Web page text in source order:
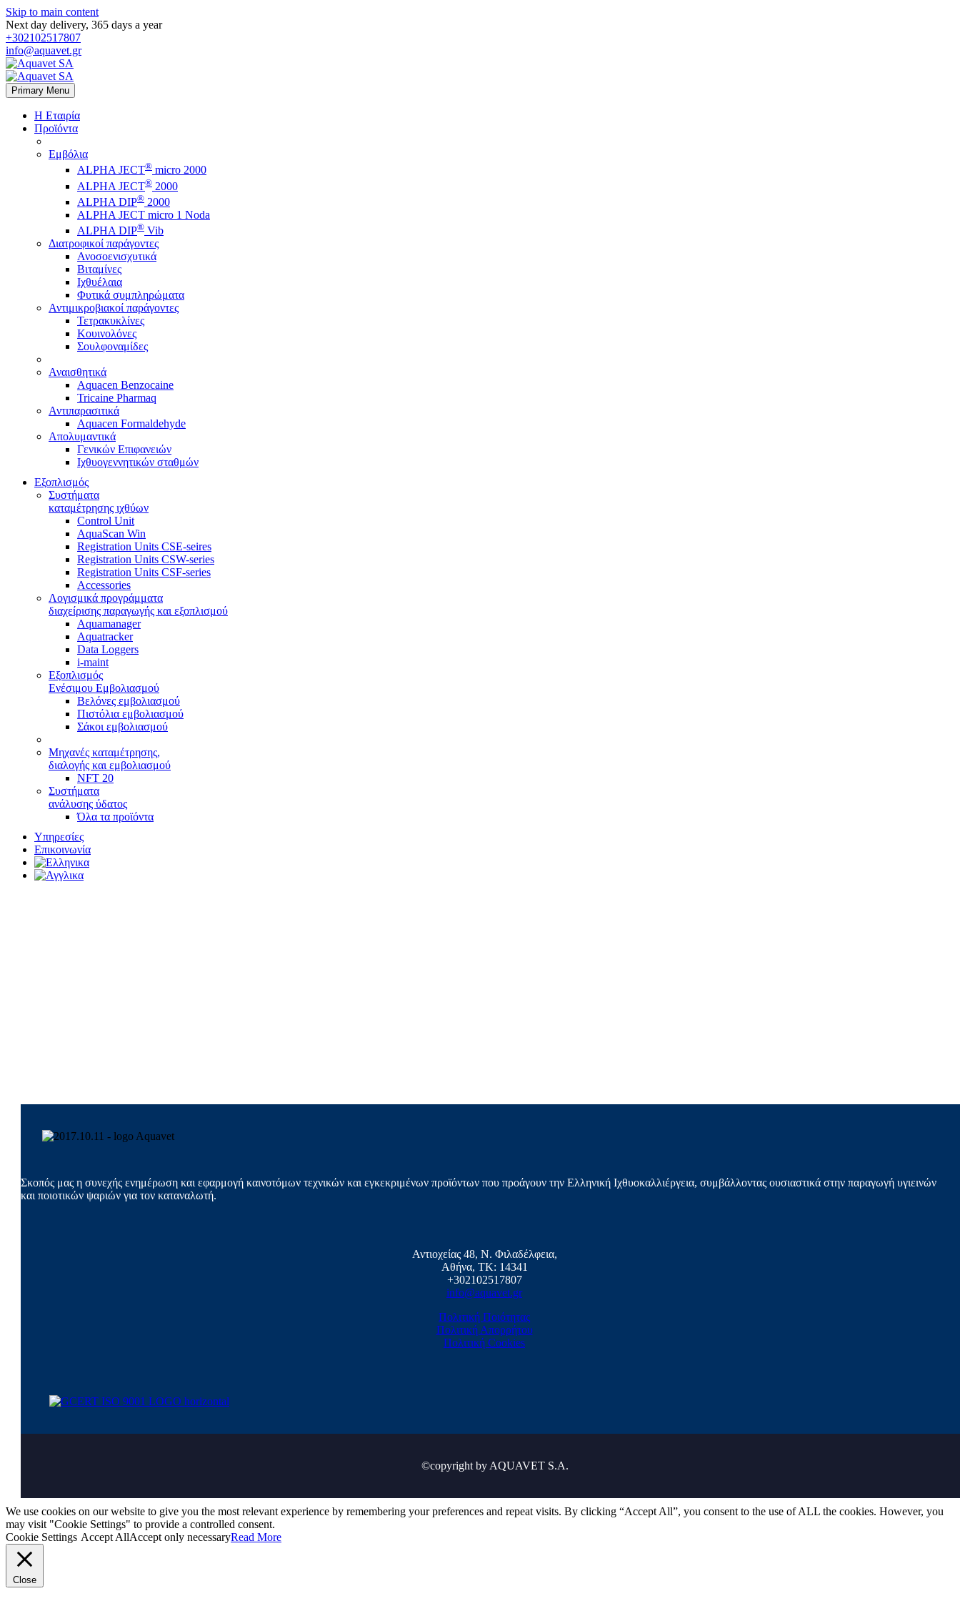
Skip to main content
Next day delivery, 365 days a year
+302102517807
info@aquavet.gr
Primary Menu
Η Εταιρία
Προϊόντα
Εμβόλια
ALPHA JECT® micro 2000
ALPHA JECT® 2000
ALPHA DIP® 2000
ALPHA JECT micro 1 Νoda
ALPHA DIP® Vib
Διατροφικοί παράγοντες
Ανοσοενισχυτικά
Βιταμίνες
Ιχθυέλαια
Φυτικά συμπληρώματα
Αντιμικροβιακοί παράγοντες
Τετρακυκλίνες
Κουινολόνες
Σουλφοναμίδες
Αναισθητικά
Aquacen Benzocaine
Tricaine Pharmaq
Αντιπαρασιτικά
Aquacen Formaldehyde
Απολυμαντικά
Γενικών Επιφανειών
Ιχθυογεννητικών σταθμών
Εξοπλισμός
Συστήματα
καταμέτρησης ιχθύων
Control Unit
AquaScan Win
Registration Units CSE-seires
Registration Units CSW-series
Registration Units CSF-series
Accessories
Λογισμικά προγράμματα
διαχείρισης παραγωγής και εξοπλισμού
Aquamanager
Aquatracker
Data Loggers
i-maint
Εξοπλισμός
Ενέσιμου Εμβολιασμού
Βελόνες εμβολιασμού
Πιστόλια εμβολιασμού
Σάκοι εμβολιασμού
Μηχανές καταμέτρησης,
διαλογής και εμβολιασμού
NFT 20
Συστήματα
ανάλυσης ύδατος
Όλα τα προϊόντα
Υπηρεσίες
Επικοινωνία
Σκοπός μας η συνεχής ενημέρωση και εφαρμογή καινοτόμων τεχνικών και εγκεκριμένων προϊόντων που προάγουν την Ελληνική Ιχθυοκαλλιέργεια, συμβάλλοντας ουσιαστικά στην παραγωγή υγιεινών
και ποιοτικών ψαριών για τον καταναλωτή.
Αντιοχείας 48, Ν. Φιλαδέλφεια,
Αθήνα, ΤΚ: 14341
+302102517807
info@aquavet.gr
Πολιτική Ποιότητας
Πολιτική Απορρήτου
Πολιτική Cookies
©copyright by AQUAVET S.A.
We use cookies on our website to give you the most relevant experience by remembering your preferences and repeat visits. By clicking “Accept All”, you consent to the use of ALL the cookies. However, you
may visit "Cookie Settings" to provide a controlled consent.
Cookie Settings Accept AllAccept only necessaryRead More
Close